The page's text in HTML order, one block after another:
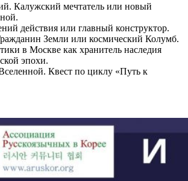
Калужский мечтатель или новый
действия или главный конструктор.
Земли или космический Колумб.
в Москве как хранитель наследия
эпохи.
Квест по циклу «Путь к